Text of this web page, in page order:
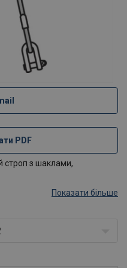
PDF
строп з шаклами,
Показати більше